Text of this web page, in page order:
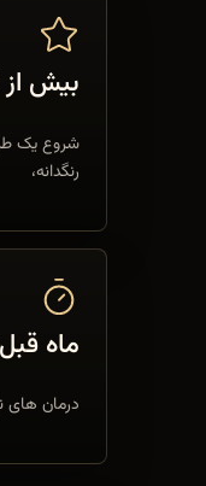
بیش از 3 ماه قبل
شروع یک
رنگدانه،
ماه
درمان های